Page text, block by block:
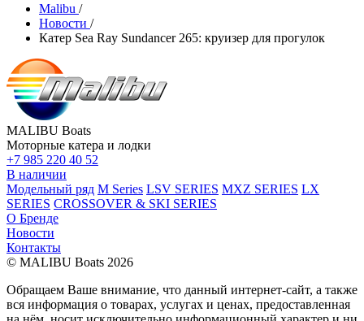
Malibu /
Новости /
Катер Sea Ray Sundancer 265: круизер для прогулок
MALIBU Boats
Моторные катера и лодки
+7 985 220 40 52
В наличии
Модельный ряд M Series LSV SERIES MXZ SERIES LX
SERIES CROSSOVER & SKI SERIES
О Бренде
Новости
Контакты
© MALIBU Boats 2026
Обращаем Ваше внимание, что данный интернет-сайт, а также
вся информация о товарах, услугах и ценах, предоставленная